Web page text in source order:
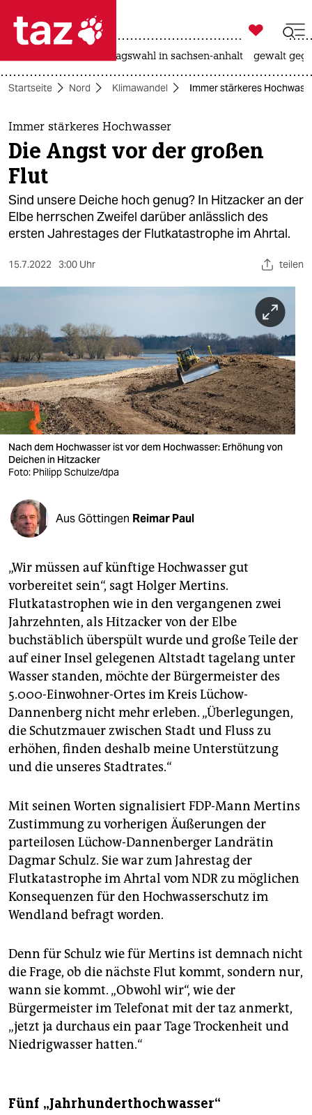
 taz zahl ich
taz zahl ich
themen
politik
öko
gesellschaft
sport
nord
wahrheit
verlag
verlag
veranstaltungen
fragen & hilfe
abo
genossenschaft
epaper login

taz zahl ich
landtagswahl in sachsen-anhalt gewalt
Startseite Nord Klimawandel Immer stärkeres
Immer stärkeres Hochwasser
Die Angst vor der großen
Flut
Sind unsere Deiche hoch genug? In Hitzacker an der
Elbe herrschen Zweifel darüber anlässlich des
ersten Jahrestages der Flutkatastrophe im Ahrtal.
15.7.2022 3:00 Uhr teilen
Nach dem Hochwasser ist vor dem Hochwasser: Erhöhung von
Deichen in Hitzacker
Foto: Philipp Schulze/dpa
Aus Göttingen Reimar Paul
„Wir müssen auf künftige Hochwasser gut
vorbereitet sein“, sagt Holger Mertins.
Flutkatastrophen wie in den vergangenen zwei
Jahrzehnten, als Hitzacker von der Elbe
buchstäblich überspült wurde und große Teile der
auf einer Insel gelegenen Altstadt tagelang unter
Wasser standen, möchte der Bürgermeister des
5.000-Einwohner-Ortes im Kreis Lüchow-
Dannenberg nicht mehr erleben. „Überlegungen,
die Schutzmauer zwischen Stadt und Fluss zu
erhöhen, finden deshalb meine Unterstützung
und die unseres Stadtrates.“
Mit seinen Worten signalisiert FDP-Mann Mertins
Zustimmung zu vorherigen Äußerungen der
parteilosen Lüchow-Dannenberger Landrätin
Dagmar Schulz. Sie war zum Jahrestag der
Flutkatastrophe im Ahrtal vom NDR zu möglichen
Konsequenzen für den Hochwasserschutz im
Wendland befragt worden.
Denn für Schulz wie für Mertins ist demnach nicht
die Frage, ob die nächste Flut kommt, sondern nur,
wann sie kommt. „Obwohl wir“, wie der
Bürgermeister im Telefonat mit der taz anmerkt,
„jetzt ja durchaus ein paar Tage Trockenheit und
Niedrigwasser hatten.“
Fünf „Jahrhunderthochwasser“